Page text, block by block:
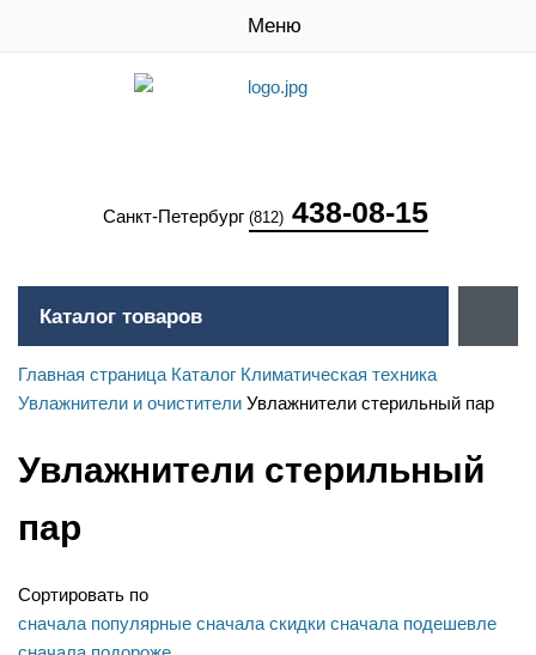
Меню
Санкт-Петербург (812) 438-08-15
Каталог товаров
Главная страница Каталог Климатическая техника
Увлажнители и очистители Увлажнители стерильный пар
Увлажнители стерильный
пар
Сортировать по
сначала популярные сначала скидки сначала подешевле